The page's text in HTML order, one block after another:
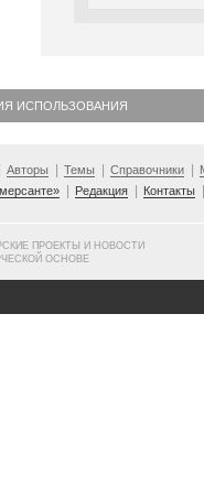
ИСПОЛЬЗОВАНИЯ
Авторы Темы Справочники
Редакция Контакты
ПРОЕКТЫ И НОВОСТИ
ОСНОВЕ